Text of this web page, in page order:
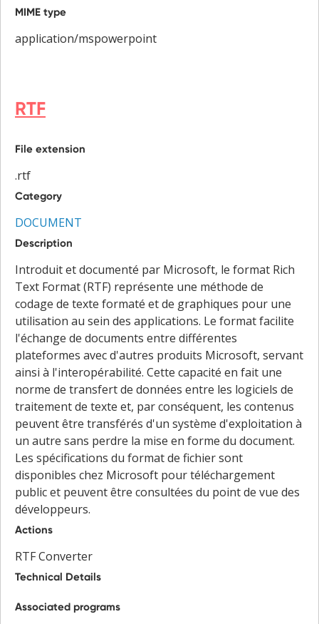
MIME type
application/mspowerpoint
RTF
File extension
.rtf
Category
DOCUMENT
Description
Introduit et documenté par Microsoft, le format Rich
Text Format (RTF) représente une méthode de
codage de texte formaté et de graphiques pour une
utilisation au sein des applications. Le format facilite
l'échange de documents entre différentes
plateformes avec d'autres produits Microsoft, servant
ainsi à l'interopérabilité. Cette capacité en fait une
norme de transfert de données entre les logiciels de
traitement de texte et, par conséquent, les contenus
peuvent être transférés d'un système d'exploitation à
un autre sans perdre la mise en forme du document.
Les spécifications du format de fichier sont
disponibles chez Microsoft pour téléchargement
public et peuvent être consultées du point de vue des
développeurs.
Actions
RTF Converter
Technical Details
Associated programs